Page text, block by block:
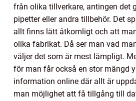
från olika tillverkare, antingen det
pipetter eller andra tillbehör. Det
allt finns lätt åtkomligt och att
olika fabrikat. Då ser man vad
väljer det som är mest lämpligt.
för man får också en stor mängd
information online där allt är
man möjlighet att få tillgång till